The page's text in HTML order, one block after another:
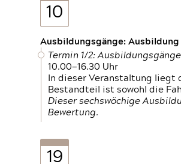
10
Ausbildungsgänge:
Termin 1/2:
10.00—16.30 Uhr
In dieser Veranstaltung liegt
Bestandteil ist sowohl die
Dieser sechswöchige
Bewertung.
19